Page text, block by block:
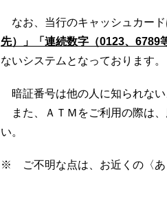
なお、当行のキャッシュカード
先）」「連続数字（0123、6789
ないシステムとなっております。
暗証番号は他の人に知られない
また、ＡＴＭをご利用の際は、
い。
※ ご不明な点は、お近くの〈あ